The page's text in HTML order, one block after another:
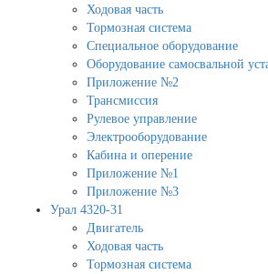
Ходовая часть
Тормозная система
Специальное оборудование
Оборудование самосвальной
Приложение №2
Трансмиссия
Рулевое управление
Электрооборудование
Кабина и оперение
Приложение №1
Приложение №3
Урал 4320-31
Двигатель
Ходовая часть
Тормозная система